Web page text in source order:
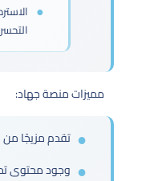
مميزات منصة جهاد:
تقدم مزيجًا
وجود محتوى